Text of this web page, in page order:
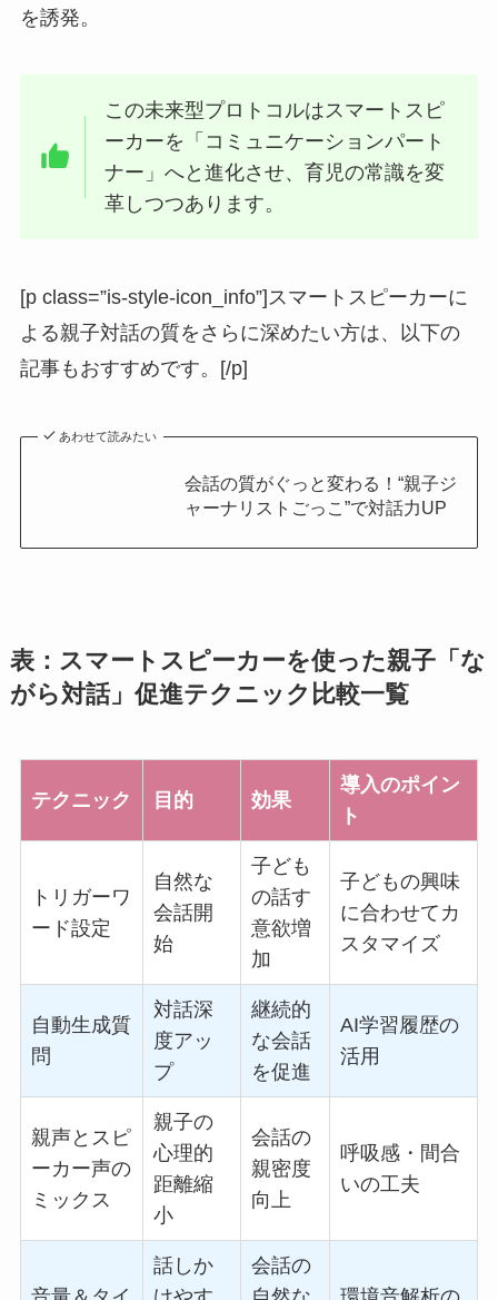
を誘発。
この未来型プロトコルはスマートスピ
ーカーを「コミュニケーションパート
ナー」へと進化させ、育児の常識を変
革しつつあります。
[p class=”is-style-icon_info”]スマートスピーカーに
よる親子対話の質をさらに深めたい方は、以下の
記事もおすすめです。[/p]
あわせて読みたい
会話の質がぐっと変わる！“親子ジ
ャーナリストごっこ”で対話力UP
表：スマートスピーカーを使った親子「な
がら対話」促進テクニック比較一覧
テクニック 目的 効果
導入のポイン
ト
トリガーワ
ード設定
自然な
会話開
始
子ども
の話す
意欲増
加
子どもの興味
に合わせてカ
スタマイズ
自動生成質
問
対話深
度アッ
プ
継続的
な会話
を促進
AI学習履歴の
活用
親声とスピ
ーカー声の
ミックス
親子の
心理的
距離縮
小
会話の
親密度
向上
呼吸感・間合
いの工夫
話しか
会話の